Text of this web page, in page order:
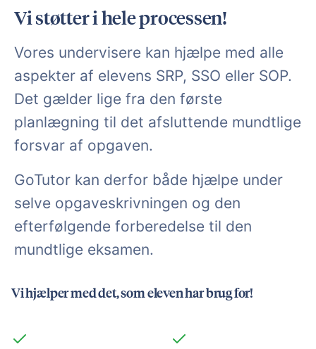
Vi støtter i hele processen!
Vores undervisere kan hjælpe med alle
aspekter af elevens SRP, SSO eller SOP.
Det gælder lige fra den første
planlægning til det afsluttende mundtlige
forsvar af opgaven.
GoTutor kan derfor både hjælpe under
selve opgaveskrivningen og den
efterfølgende forberedelse til den
mundtlige eksamen.
Vi hjælper med det, som eleven har brug for!